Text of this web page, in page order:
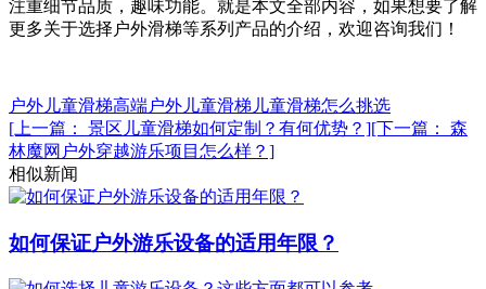
注重细节品质，趣味功能。就是本文全部内容，如果想要了解
更多关于选择户外滑梯等系列产品的介绍，欢迎咨询我们！
户外儿童滑梯高端户外儿童滑梯 儿童滑梯怎么挑选
[上一篇： 景区儿童滑梯如何定制？有何优势？][下一篇： 森
林魔网户外穿越游乐项目怎么样？]
相似新闻
如何保证户外游乐设备的适用年限？